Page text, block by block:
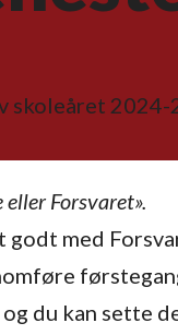
Forsvaret».
godt med
du kan sette